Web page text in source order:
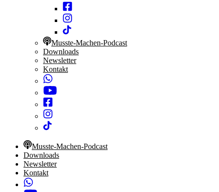
Musste-Machen-Podcast
Downloads
Newsletter
Kontakt
Musste-Machen-Podcast
Downloads
Newsletter
Kontakt